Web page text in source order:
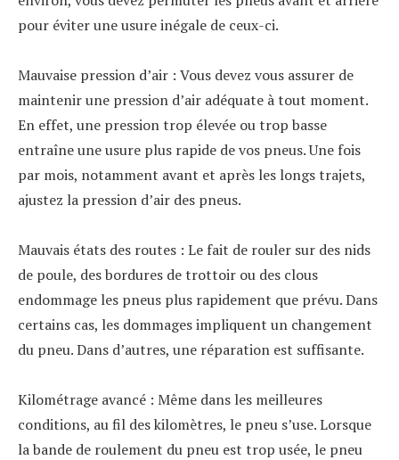
pour éviter une usure inégale de ceux-ci.
Mauvaise pression d’air : Vous devez vous assurer de
maintenir une pression d’air adéquate à tout moment.
En effet, une pression trop élevée ou trop basse
entraîne une usure plus rapide de vos pneus. Une fois
par mois, notamment avant et après les longs trajets,
ajustez la pression d’air des pneus.
Mauvais états des routes : Le fait de rouler sur des nids
de poule, des bordures de trottoir ou des clous
endommage les pneus plus rapidement que prévu. Dans
certains cas, les dommages impliquent un changement
du pneu. Dans d’autres, une réparation est suffisante.
Kilométrage avancé : Même dans les meilleures
conditions, au fil des kilomètres, le pneu s’use. Lorsque
la bande de roulement du pneu est trop usée, le pneu